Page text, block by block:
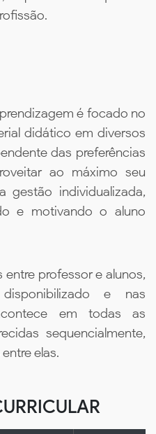
é focado no
didático em diversos
das preferências
ao máximo seu
individualizada,
e motivando o aluno
professor e alunos,
e nas
em todas as
sequencialmente,
elas.